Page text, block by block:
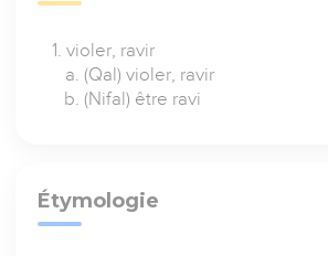
violer, ravir
(Qal) violer, ravir
(Nifal) être ravi
Étymologie